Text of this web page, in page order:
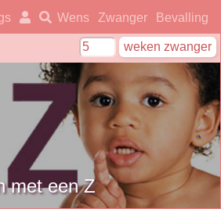
Wens Zwanger Bevalling
met een Z